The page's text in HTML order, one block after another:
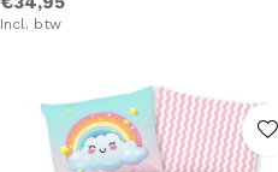
Incl. btw